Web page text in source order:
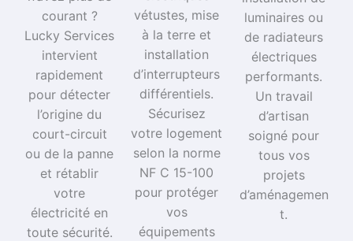
courant ?
Lucky Services
intervient
rapidement
pour détecter
l’origine du
court-circuit
ou de la panne
et rétablir
votre
électricité en
toute sécurité.
vétustes, mise
à la terre et
installation
d’interrupteurs
différentiels.
Sécurisez
votre logement
selon la norme
NF C 15-100
pour protéger
vos
équipements
luminaires ou
de radiateurs
électriques
performants.
Un travail
d’artisan
soigné pour
tous vos
projets
d’aménagemen
t.​